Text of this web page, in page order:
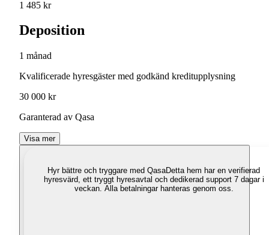
1 485 kr
Deposition
1 månad
Kvalificerade hyresgäster med godkänd kreditupplysning
30 000 kr
Garanterad av Qasa
Visa mer
Hyr bättre och tryggare med QasaDetta hem har en verifierad
hyresvärd, ett tryggt hyresavtal och dedikerad support 7 dagar i
veckan. Alla betalningar hanteras genom oss.